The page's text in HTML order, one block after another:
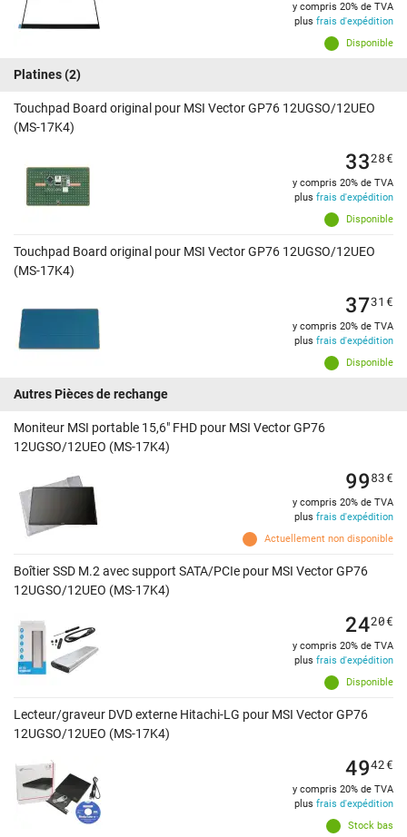
Disponible
y compris 20% de TVA
plus frais d'expédition
Platines(2)
Touchpad Board original pour MSI Vector GP76 12UGSO/12UEO
(MS-17K4)
Disponible
3328€
y compris 20% de TVA
plus frais d'expédition
Touchpad Board original pour MSI Vector GP76 12UGSO/12UEO
(MS-17K4)
Disponible
3731 €
y compris 20% de TVA
plus frais d'expédition
Autres Pièces de rechange
Moniteur MSI portable 15,6" FHD pour MSI Vector GP76
12UGSO/12UEO (MS-17K4)
Actuellement non disponible
9983€
y compris 20% de TVA
plus frais d'expédition
Boîtier SSD M.2 avec support SATA/PCIe pour MSI Vector GP76
12UGSO/12UEO (MS-17K4)
Disponible
2420€
y compris 20% de TVA
plus frais d'expédition
Lecteur/graveur DVD externe Hitachi-LG pour MSI Vector GP76
12UGSO/12UEO (MS-17K4)
Stock bas
4942€
y compris 20% de TVA
plus frais d'expédition